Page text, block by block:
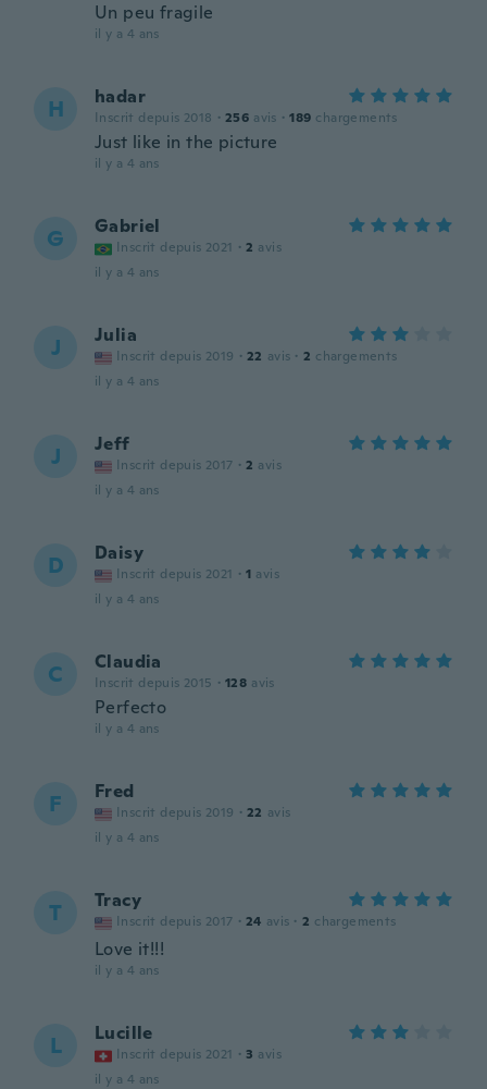
Un peu fragile
il y a 4 ans
H hadar
Inscrit depuis 2018 · 256 avis · 189 chargements
Just like in the picture
il y a 4 ans
G Gabriel
Inscrit depuis 2021 · 2 avis
il y a 4 ans
J Julia
Inscrit depuis 2019 · 22 avis · 2 chargements
il y a 4 ans
J Jeff
Inscrit depuis 2017 · 2 avis
il y a 4 ans
D Daisy
Inscrit depuis 2021 · 1 avis
il y a 4 ans
C Claudia
Inscrit depuis 2015 · 128 avis
Perfecto
il y a 4 ans
F Fred
Inscrit depuis 2019 · 22 avis
il y a 4 ans
T Tracy
Inscrit depuis 2017 · 24 avis · 2 chargements
Love it!!!
il y a 4 ans
L Lucille
Inscrit depuis 2021 · 3 avis
il y a 4 ans